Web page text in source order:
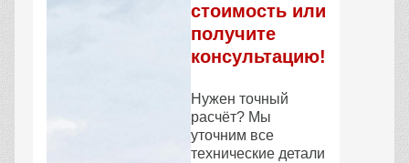
стоимость или
получите
консультацию!
Нужен точный
расчёт? Мы
уточним все
технические детали